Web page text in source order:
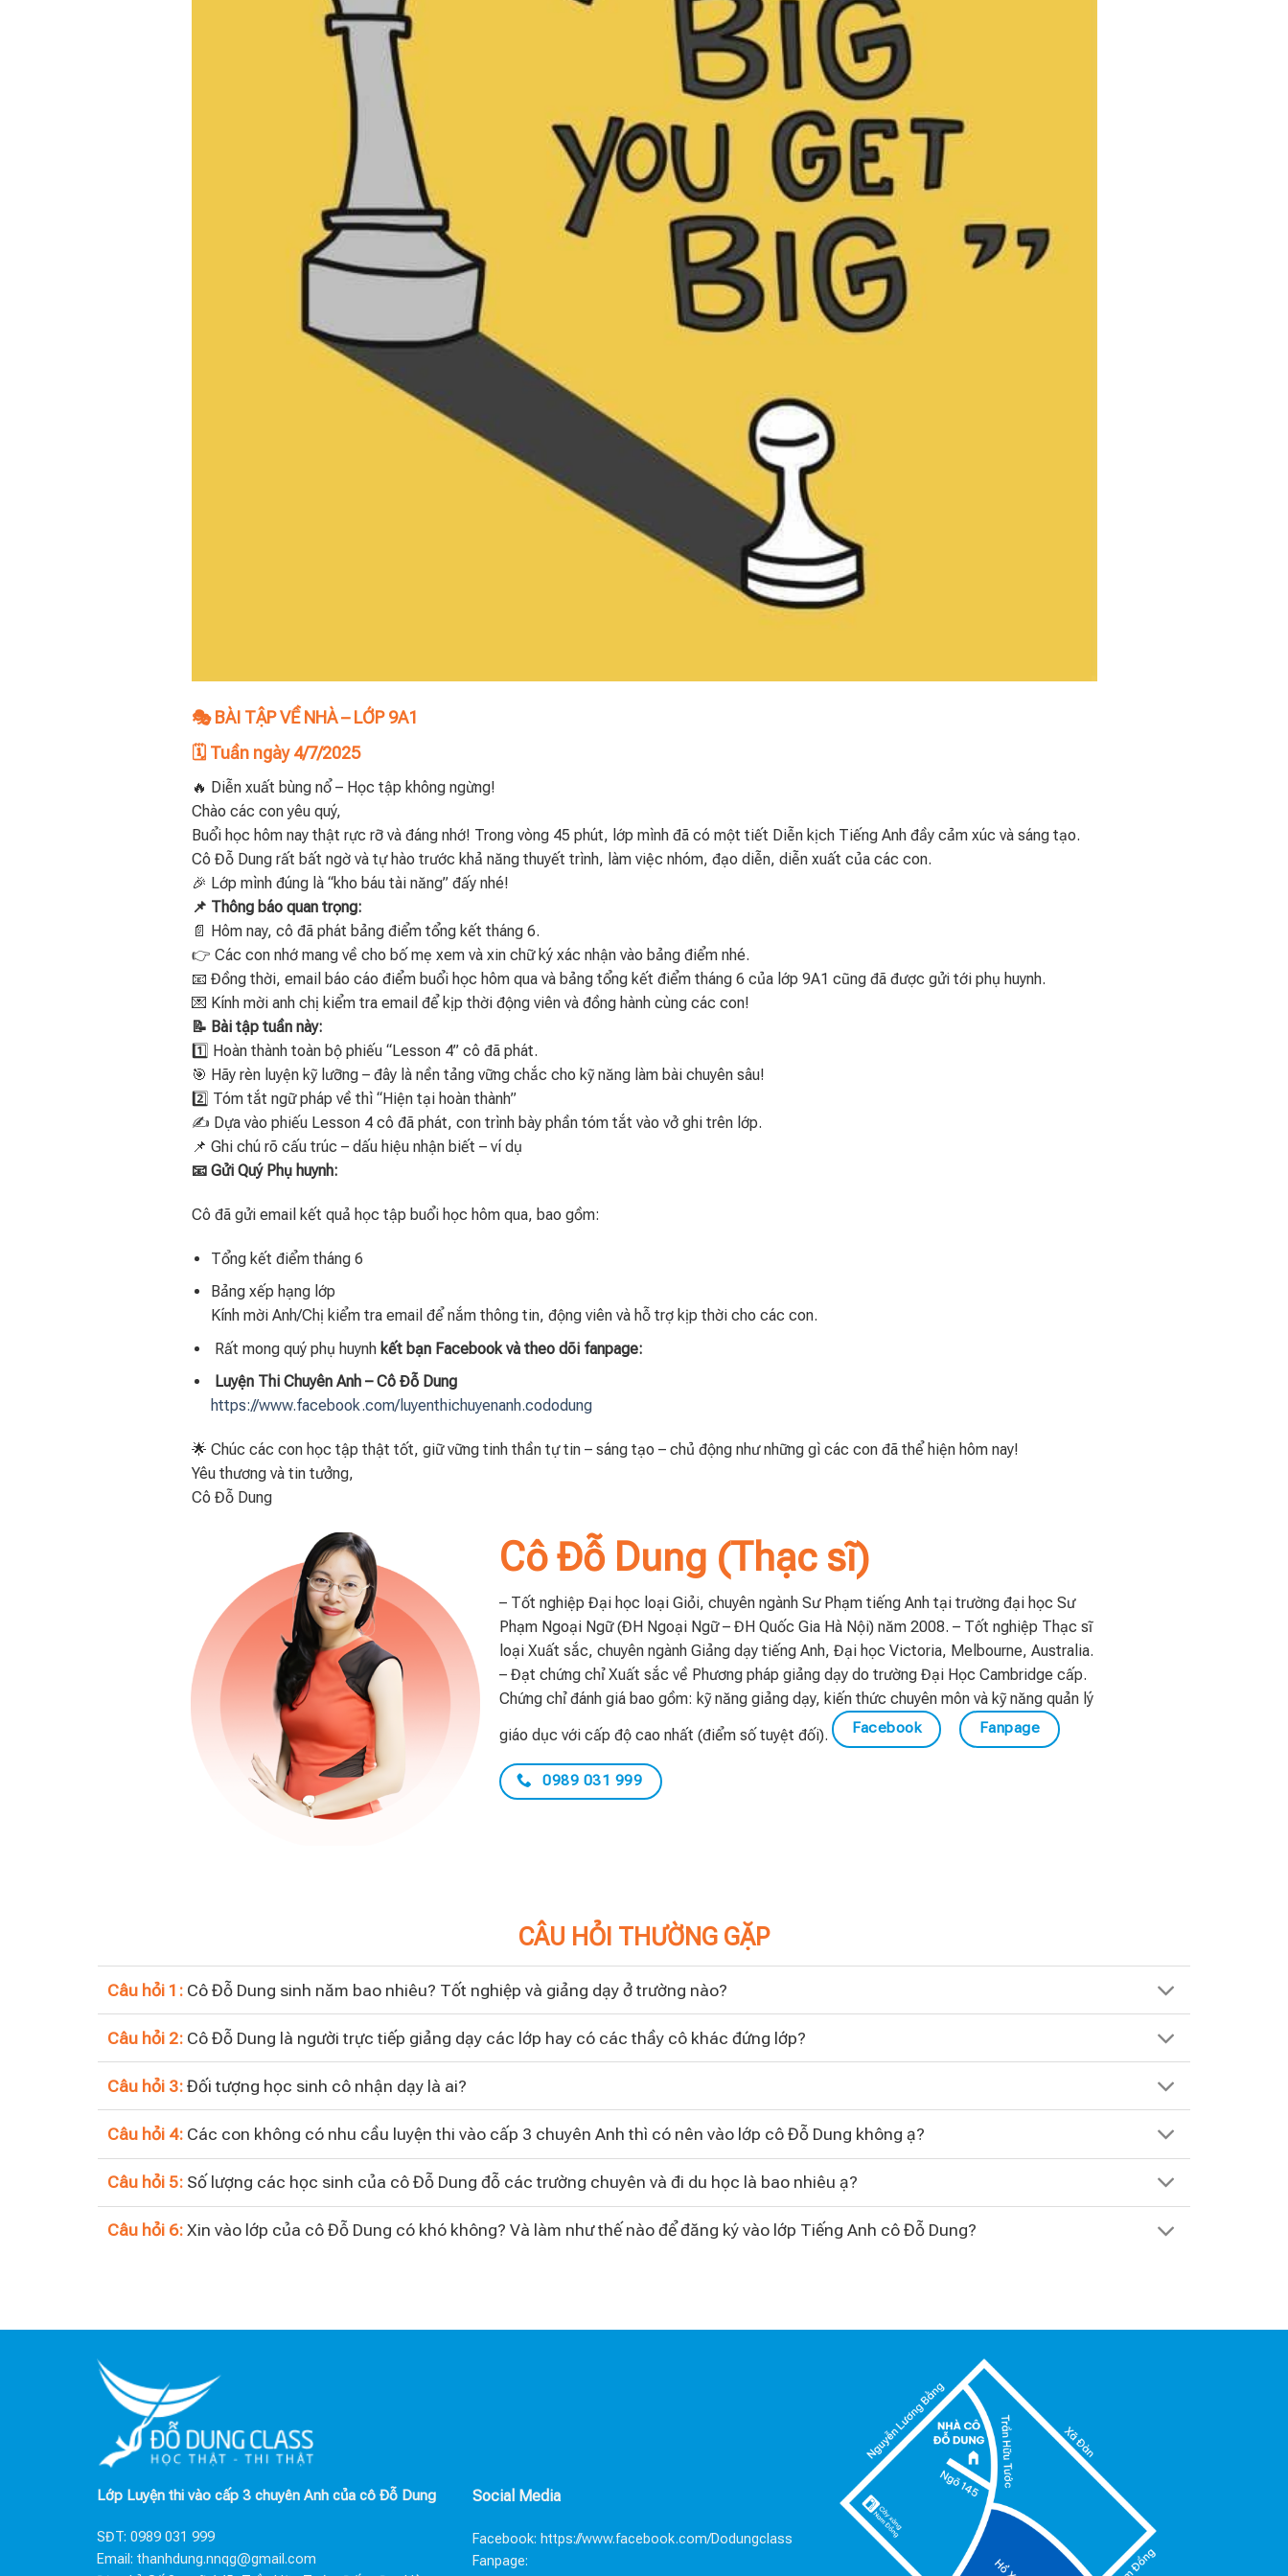
🎭 BÀI TẬP VỀ NHÀ – LỚP 9A1
🗓 Tuần ngày 4/7/2025
🔥 Diễn xuất bùng nổ – Học tập không ngừng!
Chào các con yêu quý,
Buổi học hôm nay thật rực rỡ và đáng nhớ! Trong vòng 45 phút, lớp mình đã có một tiết Diễn kịch Tiếng Anh đầy cảm xúc và sáng tạo.
Cô Đỗ Dung rất bất ngờ và tự hào trước khả năng thuyết trình, làm việc nhóm, đạo diễn, diễn xuất của các con.
🎉 Lớp mình đúng là “kho báu tài năng” đấy nhé!
📌 Thông báo quan trọng:
📄 Hôm nay, cô đã phát bảng điểm tổng kết tháng 6.
👉 Các con nhớ mang về cho bố mẹ xem và xin chữ ký xác nhận vào bảng điểm nhé.
📧 Đồng thời, email báo cáo điểm buổi học hôm qua và bảng tổng kết điểm tháng 6 của lớp 9A1 cũng đã được gửi tới phụ huynh.
💌 Kính mời anh chị kiểm tra email để kịp thời động viên và đồng hành cùng các con!
📝 Bài tập tuần này:
1️⃣ Hoàn thành toàn bộ phiếu “Lesson 4” cô đã phát.
🎯 Hãy rèn luyện kỹ lưỡng – đây là nền tảng vững chắc cho kỹ năng làm bài chuyên sâu!
2️⃣ Tóm tắt ngữ pháp về thì “Hiện tại hoàn thành”
✍️ Dựa vào phiếu Lesson 4 cô đã phát, con trình bày phần tóm tắt vào vở ghi trên lớp.
📌 Ghi chú rõ cấu trúc – dấu hiệu nhận biết – ví dụ
📧 Gửi Quý Phụ huynh:
Cô đã gửi email kết quả học tập buổi học hôm qua, bao gồm:
Tổng kết điểm tháng 6
Bảng xếp hạng lớp
Kính mời Anh/Chị kiểm tra email để nắm thông tin, động viên và hỗ trợ kịp thời cho các con.
Rất mong quý phụ huynh kết bạn Facebook và theo dõi fanpage:
Luyện Thi Chuyên Anh – Cô Đỗ Dung
https://www.facebook.com/luyenthichuyenanh.cododung
🌟 Chúc các con học tập thật tốt, giữ vững tinh thần tự tin – sáng tạo – chủ động như những gì các con đã thể hiện hôm nay!
Yêu thương và tin tưởng,
Cô Đỗ Dung
Cô Đỗ Dung (Thạc sĩ)
– Tốt nghiệp Đại học loại Giỏi, chuyên ngành Sư Phạm tiếng Anh tại trường đại học Sư
Phạm Ngoại Ngữ (ĐH Ngoại Ngữ – ĐH Quốc Gia Hà Nội) năm 2008. – Tốt nghiệp Thạc sĩ
loại Xuất sắc, chuyên ngành Giảng dạy tiếng Anh, Đại học Victoria, Melbourne, Australia.
– Đạt chứng chỉ Xuất sắc về Phương pháp giảng dạy do trường Đại Học Cambridge cấp.
Chứng chỉ đánh giá bao gồm: kỹ năng giảng dạy, kiến thức chuyên môn và kỹ năng quản lý
giáo dục với cấp độ cao nhất (điểm số tuyệt đối). Facebook Fanpage
0989 031 999
CÂU HỎI THƯỜNG GẶP
Câu hỏi 1: Cô Đỗ Dung sinh năm bao nhiêu? Tốt nghiệp và giảng dạy ở trường nào?
Câu hỏi 2: Cô Đỗ Dung là người trực tiếp giảng dạy các lớp hay có các thầy cô khác đứng lớp?
Câu hỏi 3: Đối tượng học sinh cô nhận dạy là ai?
Câu hỏi 4: Các con không có nhu cầu luyện thi vào cấp 3 chuyên Anh thì có nên vào lớp cô Đỗ Dung không ạ?
Câu hỏi 5: Số lượng các học sinh của cô Đỗ Dung đỗ các trường chuyên và đi du học là bao nhiêu ạ?
Câu hỏi 6: Xin vào lớp của cô Đỗ Dung có khó không? Và làm như thế nào để đăng ký vào lớp Tiếng Anh cô Đỗ Dung?
Lớp Luyện thi vào cấp 3 chuyên Anh của cô Đỗ Dung
SĐT: 0989 031 999
Email: thanhdung.nnqg@gmail.com
Social Media
Facebook: https://www.facebook.com/Dodungclass
Fanpage: